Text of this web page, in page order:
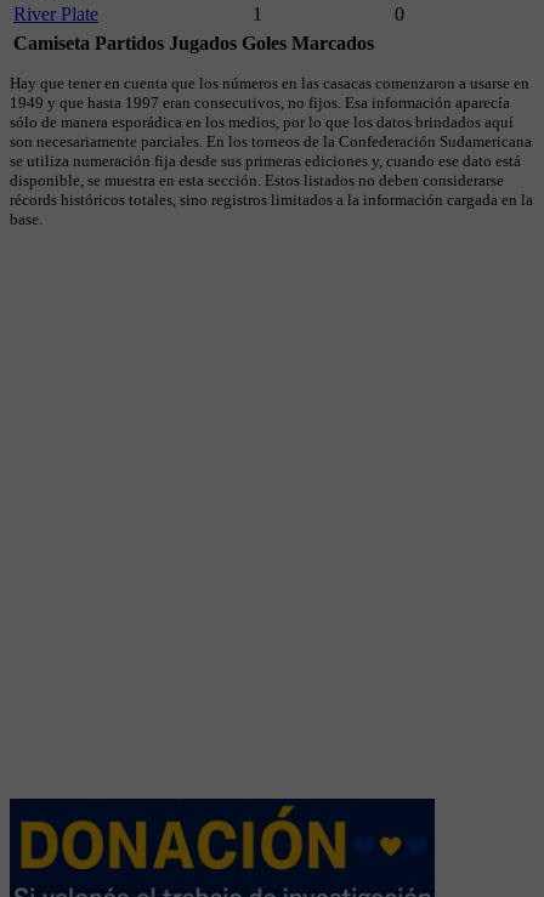
River Plate
1
0
Camiseta Partidos Jugados Goles Marcados
Hay que tener en cuenta que los números en las casacas comenzaron a usarse en
1949 y que hasta 1997 eran consecutivos, no fijos. Esa información aparecía
sólo de manera esporádica en los medios, por lo que los datos brindados aquí
son necesariamente parciales. En los torneos de la Confederación Sudamericana
se utiliza numeración fija desde sus primeras ediciones y, cuando ese dato está
disponible, se muestra en esta sección. Estos listados no deben considerarse
récords históricos totales, sino registros limitados a la información cargada en la
base.